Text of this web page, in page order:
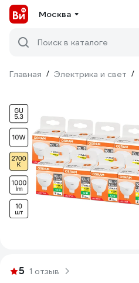
Москва
Поиск в каталоге
Главная / Электрика и свет /
5 1 отзыв